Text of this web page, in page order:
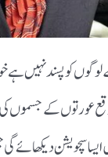
کو پسند نہیں ہے
عورتوں کے جسموں
سچویشن دیکھائے گی